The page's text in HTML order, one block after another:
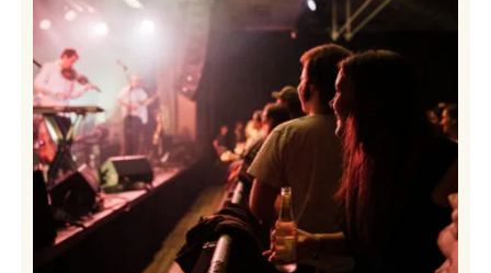
–
joledag